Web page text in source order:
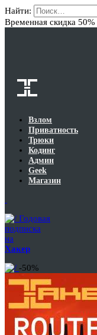
Найти:
Временная скидка 50%
Взлом
Приватность
Трюки
Кодинг
Админ
Geek
Магазин
Годовая
подписка
на
Хакер
-50%